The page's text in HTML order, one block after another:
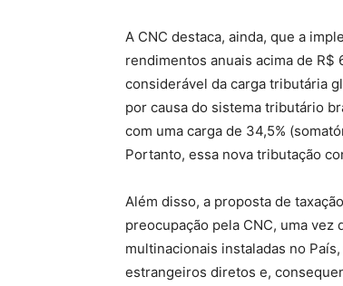
A CNC destaca, ainda, que a
rendimentos anuais acima de
considerável da carga tributária
por causa do sistema tributário
com uma carga de 34,5%
Portanto, essa nova tributação
Além disso, a proposta de
preocupação pela CNC, uma
multinacionais instaladas no
estrangeiros diretos e,